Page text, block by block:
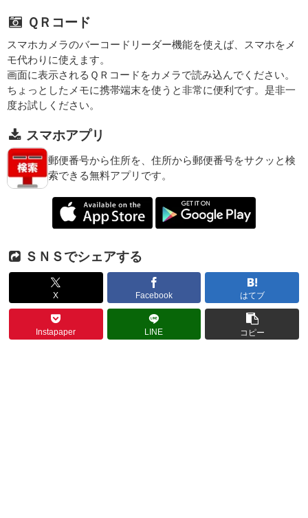
ＱＲコード
スマホカメラのバーコードリーダー機能を使えば、スマホをメ
モ代わりに使えます。
画面に表示されるＱＲコードをカメラで読み込んでください。
ちょっとしたメモに携帯端末を使うと非常に便利です。是非一
度お試しください。
スマホアプリ
郵便番号から住所を、住所から郵便番号をサクッと検
索できる無料アプリです。
ＳＮＳでシェアする
X Facebook はてブ
Instapaper LINE コピー